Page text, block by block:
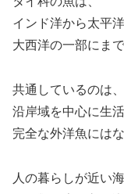
インド洋から太平洋
大西洋の一部にま
共通しているのは、
沿岸域を中心に生活
完全な外洋魚にはな
人の暮らしが近い海